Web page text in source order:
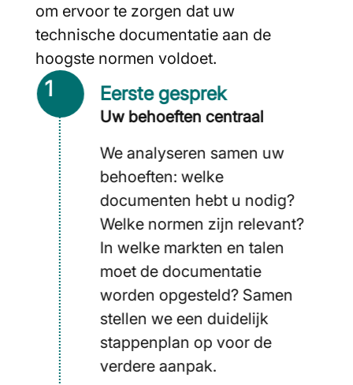
om ervoor te zorgen dat uw
technische documentatie aan de
hoogste normen voldoet.
1 Eerste gesprek
Uw behoeften centraal
We analyseren samen uw
behoeften: welke
documenten hebt u nodig?
Welke normen zijn relevant?
In welke markten en talen
moet de documentatie
worden opgesteld? Samen
stellen we een duidelijk
stappenplan op voor de
verdere aanpak.